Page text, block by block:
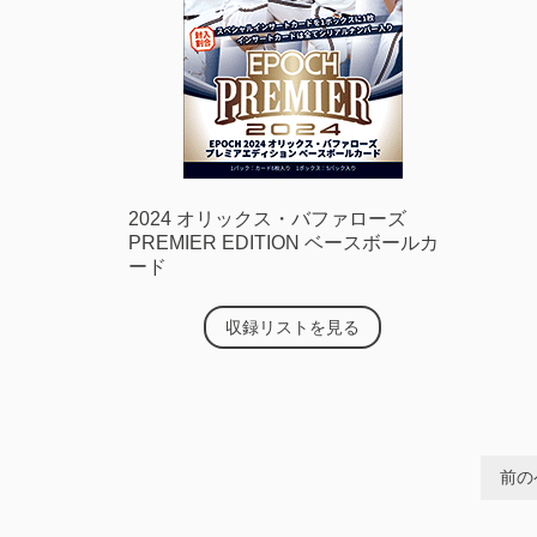
2024 オリックス・バファローズ
PREMIER EDITION ベースボールカ
ード
収録リストを見る
前の